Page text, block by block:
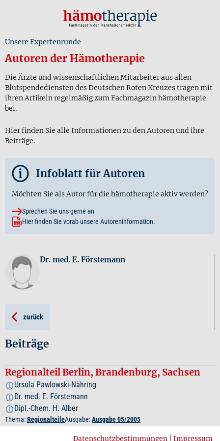
Unsere Expertenrunde
Autoren der Hämotherapie
Die Ärzte und wissenschaftlichen Mitarbeiter aus allen
Blutspendediensten des Deutschen Roten Kreuzes tragen mit
ihren Artikeln regelmäßig zum Fachmagazin hämotherapie
bei.
Hier finden Sie alle Informationen zu den Autoren und ihre
Beiträge.
i Infoblatt für Autoren
Möchten Sie als Autor für die hämotherapie aktiv werden?
Sprechen Sie uns gerne an
Hier finden Sie vorab unsere Autoreninformation.
Dr. med. E. Förstemann
zurück
Beiträge
Regionalteil Berlin, Brandenburg, Sachsen
i Ursula Pawlowski-Nähring
i Dr. med. E. Förstemann
i Dipl.-Chem. H. Alber
Thema:RegionalteileAusgabe:Ausgabe 05/2005
Datenschutzbestimmungen Impressum